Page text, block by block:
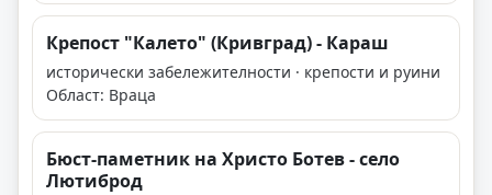
Крепост "Калето" (Кривград) - Караш
исторически забележителности · крепости и руини
Област: Враца
Бюст-паметник на Христо Ботев - село
Лютиброд